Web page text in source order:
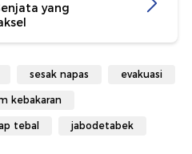
yang
sesak napas evakuasi
kebakaran
tebal jabodetabek